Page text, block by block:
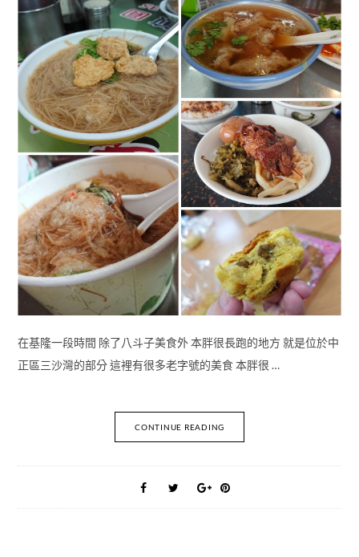
在基隆一段時間 除了八斗子美食外 本胖很長跑的地方 就是位於中
正區三沙灣的部分 這裡有很多老字號的美食 本胖很 …
CONTINUE READING